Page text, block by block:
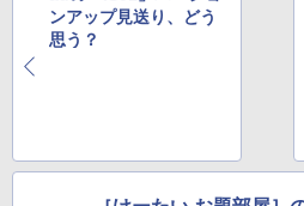
ンアップ見送り、どう
思う？